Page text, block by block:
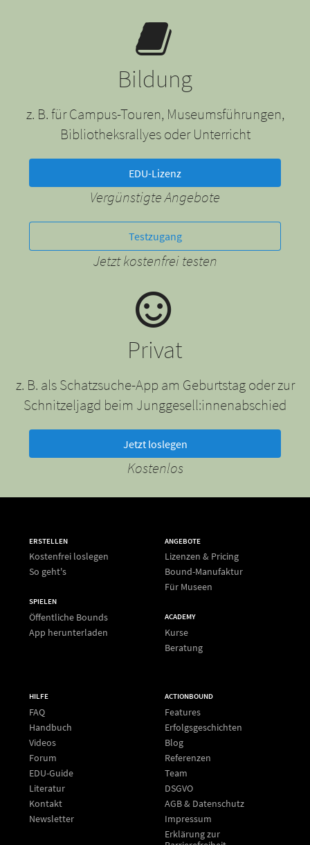
Bildung
z. B. für Campus-Touren, Museumsführungen,
Bibliotheksrallyes oder Unterricht
EDU-Lizenz
Vergünstigte Angebote
Testzugang
Jetzt kostenfrei testen
Privat
z. B. als Schatzsuche-App am Geburtstag oder zur
Schnitzeljagd beim Junggesell:innenabschied
Jetzt loslegen
Kostenlos
ERSTELLEN
Kostenfrei loslegen
So geht's
SPIELEN
Öffentliche Bounds
App herunterladen
ANGEBOTE
Lizenzen & Pricing
Bound-Manufaktur
Für Museen
ACADEMY
Kurse
Beratung
HILFE
FAQ
Handbuch
Videos
Forum
EDU-Guide
Literatur
Kontakt
Newsletter
ACTIONBOUND
Features
Erfolgsgeschichten
Blog
Referenzen
Team
DSGVO
AGB & Datenschutz
Impressum
Erklärung zur